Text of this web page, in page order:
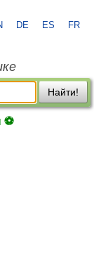
DE ES FR
Найти!
⚽